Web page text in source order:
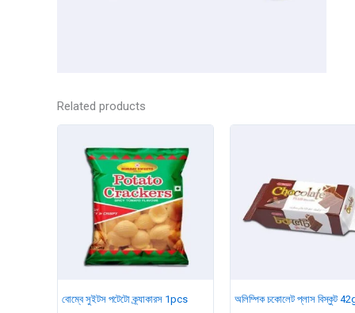
Related products
বোম্বে সুইটস পটেটো ক্র্যাকারস 1pcs অলিম্পিক চকোলেট প্লাস বিস্কুট